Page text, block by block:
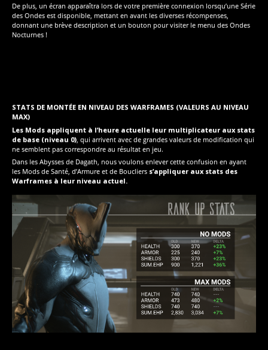
De plus, un écran apparaîtra lors de votre première connexion lorsqu’une Série
des Ondes est disponible, mettant en avant les diverses récompenses,
donnant une brève description et un bouton pour visiter le menu des Ondes
Nocturnes !
STATS DE MONTÉE EN NIVEAU DES WARFRAMES (VALEURS AU NIVEAU
MAX)
Les Mods appliquent à l’heure actuelle leur multiplicateur aux stats
de base (niveau 0) , qui arrivent avec de grandes valeurs de modification qui
ne semblent pas correspondre au résultat en jeu.
Dans les Abysses de Dagath, nous voulons enlever cette confusion en ayant
les Mods de Santé, d’Armure et de Boucliers s’appliquer aux stats des
Warframes à leur niveau actuel.